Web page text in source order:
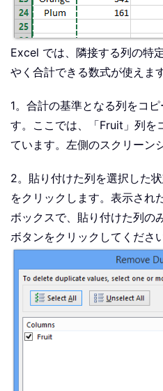
Excel では、隣接する列の特
やく合計できる数式が使えます
1。合計の基準となる列をコ
す。ここでは、「Fruit」列を
ています。左側のスクリーン
2。貼り付けた列を選択した状
をクリックします。表示され
ボックスで、貼り付けた列の
ボタンをクリックしてください